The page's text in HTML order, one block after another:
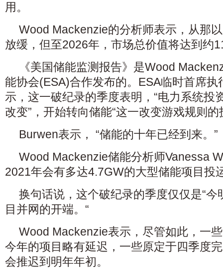
用。
Wood Mackenzie的分析师表示，从那
放缓，但至2026年，市场总价值将达到约
《美国储能监测报告》是Wood
能协会(ESA)合作发布的。ESA临时首席
示，这一破纪录的季度表明，“电力系统投
改变”，开始转向储能“这一改变游戏规则的
Burwen表示， “储能的十年已经到来。”
Wood Mackenzie储能分析师Vanessa
2021年会有多达4.7GW的大型储能项目投
换句话说，这个破纪录的季度仅仅是“
目并网的开端。“
Wood Mackenzie表示，尽管如此，一
今年的项目略有延迟，一些原定于四季度
会推迟到明年年初。